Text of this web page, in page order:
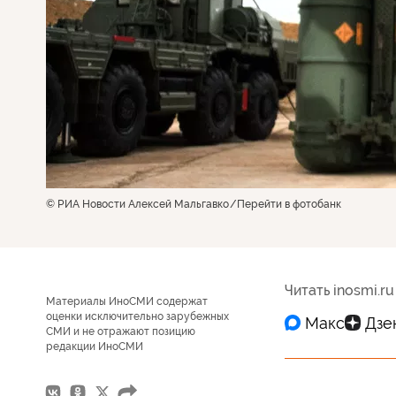
© РИА Новости Алексей Мальгавко Перейти в фотобанк
Материалы ИноСМИ содержат
оценки исключительно зарубежных
СМИ и не отражают позицию
редакции ИноСМИ
Читать inosmi.ru